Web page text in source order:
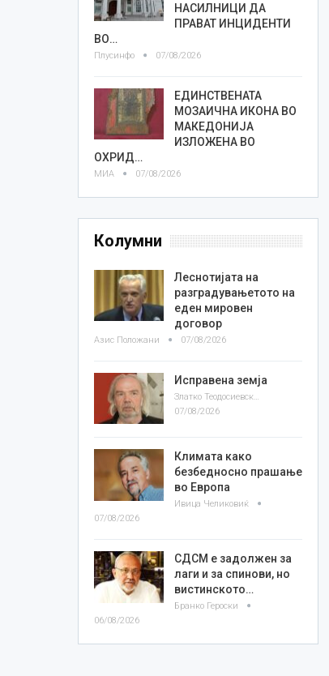
НАСИЛНИЦИ ДА
ПРАВАТ ИНЦИДЕНТИ
ВО…
Плусинфо 07/08/2026
ЕДИНСТВЕНАТА
МОЗАИЧНА ИКОНА ВО
МАКЕДОНИЈА
ИЗЛОЖЕНА ВО
ОХРИД…
МИА 07/08/2026
Колумни
Леснотијата на
разградувањетото на
еден мировен
договор
Азис Положани 07/08/2026
Исправена земја
Златко Теодосиевски
07/08/2026
Климата како
безбедносно прашање
во Европа
Ивица Челиковиќ
07/08/2026
СДСМ е задолжен за
лаги и за спинови, но
вистинското…
Бранко Героски
06/08/2026